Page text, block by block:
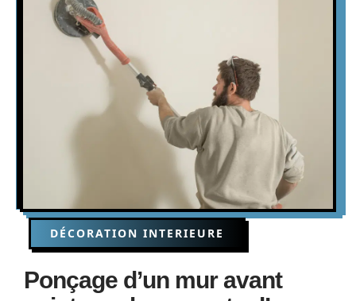
DÉCORATION INTERIEURE
Ponçage d’un mur avant